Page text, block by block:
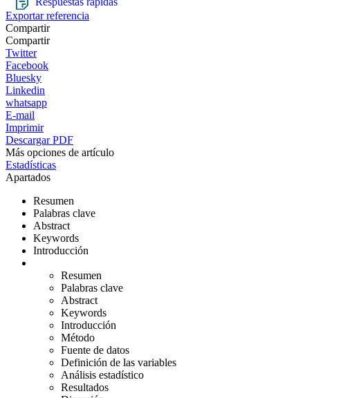
Exportar referencia
Compartir
Compartir
Twitter
Facebook
Bluesky
Linkedin
whatsapp
E-mail
Imprimir
Descargar PDF
Más opciones de artículo
Estadísticas
Apartados
Resumen
Palabras clave
Abstract
Keywords
Introducción
Resumen
Palabras clave
Abstract
Keywords
Introducción
Método
Fuente de datos
Definición de las variables
Análisis estadístico
Resultados